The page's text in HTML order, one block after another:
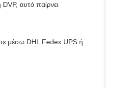
αυτό παίρνει
σε μέσω DHL Fedex UPS ή